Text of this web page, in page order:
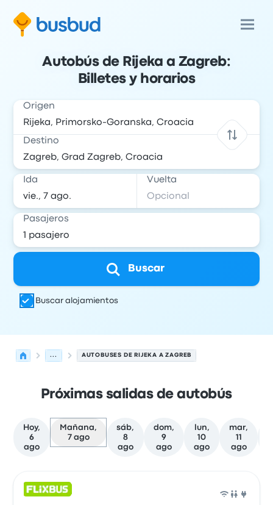
Autobús de Rijeka a Zagreb:
Billetes y horarios
Origen
Destino
Ida Vuelta
Pasajeros
Buscar
Buscar alojamientos
... AUTOBUSES DE RIJEKA A ZAGREB
Próximas salidas de autobús
Hoy,
6
ago
Mañana,
7 ago
sáb,
8
ago
dom,
9
ago
lun,
10
ago
mar,
11
ago